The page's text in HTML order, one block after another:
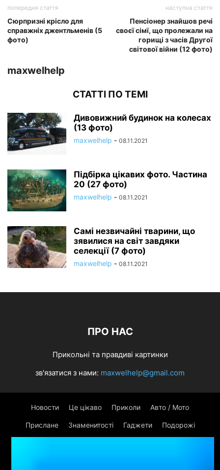
попередня стаття
Сюрпризні крісло для
справжніх джентльменів (5
фото)
наступна стаття
Пенсіонер знайшов речі
своєї сімї, що пролежали на
горищі з часів Другої
світової війни (12 фото)
maxwelhelp
СТАТТІ ПО ТЕМІ
Дивовижний будинок на колесах
(13 фото)
maxwelhelp - 08.11.2021
Підбірка цікавих фото. Частина
20 (27 фото)
maxwelhelp - 08.11.2021
Самі незвичайні тварини, що
зявилися на світ завдяки
селекції (7 фото)
maxwelhelp - 08.11.2021
ПРО НАС
Прикольні та правдиві картинки
зв'язатися з нами: maxwelhelp@gmail.com
Новости Це цікаво Приколи Авто / Мото
Прислане Знаменитості Гаджети Подорожі